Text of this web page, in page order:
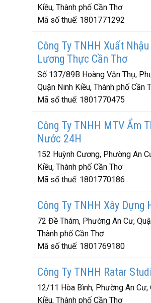
Kiều, Thành phố Cần Thơ
Mã số thuế: 1801771292
Công Ty TNHH Xuất Nhậu
Lương Thực Cần Thơ
Số 137/89B Hoàng Văn Thụ,
Quận Ninh Kiều, Thành phố Cần
Mã số thuế: 1801770475
Công Ty TNHH MTV Ẩm
Nước 24H
152 Huỳnh Cương, Phường An
Kiều, Thành phố Cần Thơ
Mã số thuế: 1801770186
Công Ty TNHH Xây Dựng
72 Đề Thám, Phường An Cư,
Thành phố Cần Thơ
Mã số thuế: 1801769180
Công Ty TNHH Ratar
12/11 Hòa Bình, Phường An Cư,
Kiều, Thành phố Cần Thơ